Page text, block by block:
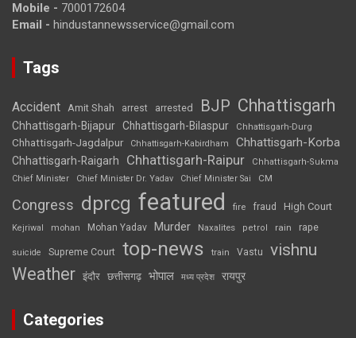
Mobile - 7000172604
Email - hindustannewsservice@gmail.com
Tags
Accident Amit Shah arrest arrested BJP Chhattisgarh
Chhattisgarh-Bijapur Chhattisgarh-Bilaspur Chhattisgarh-Durg
Chhattisgarh-Jagdalpur Chhattisgarh-Kabirdham Chhattisgarh-Korba
Chhattisgarh-Raigarh Chhattisgarh-Raipur
Chhattisgarh-Sukma
Chief Minister
Chief Minister Dr. Yadav Chief Minister Sai CM
Congress dprcg featured fire fraud High Court
Kejriwal mohan Mohan Yadav Murder Naxalites petrol rain rape
suicide Supreme Court top-news train Vastu vishnu
Weather इंदौर छत्तीसगढ़ भोपाल मध्य प्रदेश रायपुर
Categories